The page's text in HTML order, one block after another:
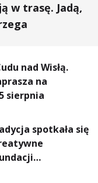
w trasę. Jadą,
nad Wisłą.
na
sierpnia
spotkała się